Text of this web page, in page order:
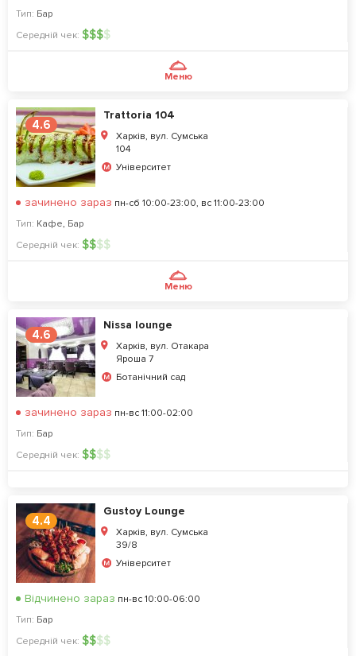
Тип: Бар
Середній чек: $$$$
Меню
4.6
Trattoria 104
Харків, вул. Сумська
104
Університет
зачинено зараз пн-сб 10:00-23:00, вс 11:00-23:00
Тип: Кафе, Бар
Середній чек: $$$$
Меню
4.6
Nissa lounge
Харків, вул. Отакара
Яроша 7
Ботанічний сад
зачинено зараз пн-вс 11:00-02:00
Тип: Бар
Середній чек: $$$$
4.4
Gustoy Lounge
Харків, вул. Сумська
39/8
Університет
Відчинено зараз пн-вс 10:00-06:00
Тип: Бар
Середній чек: $$$$